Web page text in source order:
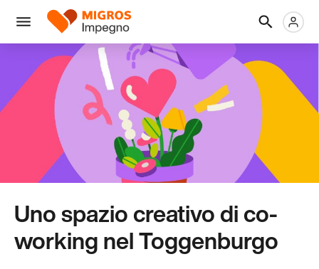
navigazione
a
Intestazione
Menu
Logo
Uno spazio creativo di co-
working nel Toggenburgo